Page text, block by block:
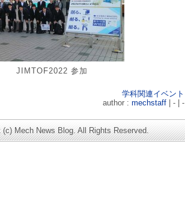
参加
学科関連イベント
author : mechstaff | - | -
(c) Mech News Blog. All Rights Reserved.